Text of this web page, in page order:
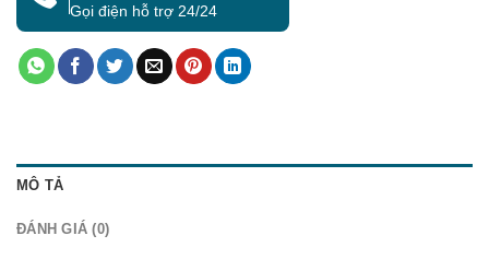
Gọi điện hỗ trợ 24/24
MÔ TẢ
ĐÁNH GIÁ (0)